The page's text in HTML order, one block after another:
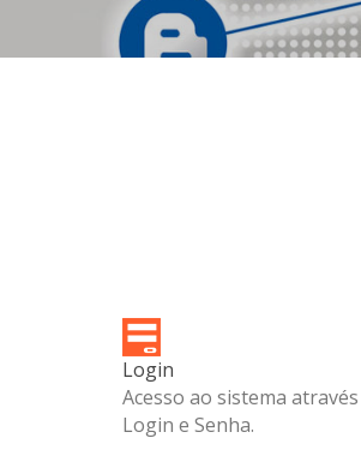
Login
Acesso ao sistema
Login e Senha.